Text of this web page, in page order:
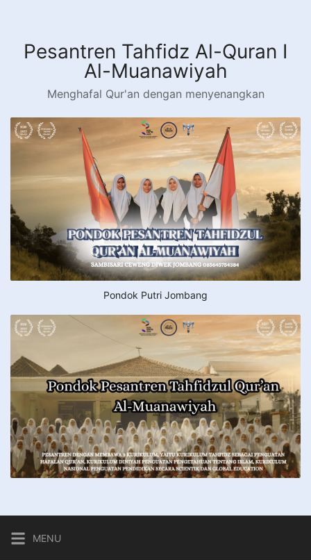
kontenPesantren Tahfidz Al-Quran I
Al-Muanawiyah
Menghafal Qur'an dengan menyenangkan
Pondok Putri Jombang
MENU